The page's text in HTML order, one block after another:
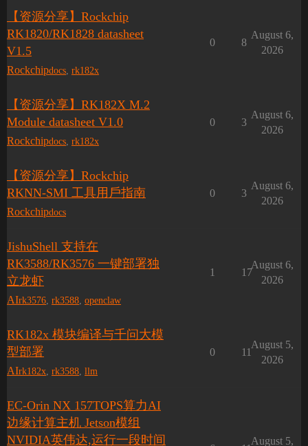
【资源分享】Rockchip
RK1820/RK1828 datasheet
V1.5
Rockchipdocs rk182x
0 8
August 6,
2026
【资源分享】RK182X M.2
Module datasheet V1.0
Rockchipdocs rk182x
0 3
August 6,
2026
【资源分享】Rockchip
RKNN-SMI ⼯具⽤⼾指南
Rockchipdocs
0 3
August 6,
2026
JishuShell 支持在
RK3588/RK3576 一键部署独
立龙虾
AIrk3576 rk3588 openclaw
1 17
August 6,
2026
RK182x 模块编译与千问大模
型部署
AIrk182x rk3588 llm
0 11
August 5,
2026
EC-Orin NX 157TOPS算力AI
边缘计算主机 Jetson模组
NVIDIA英伟达,运行一段时间
August 5,